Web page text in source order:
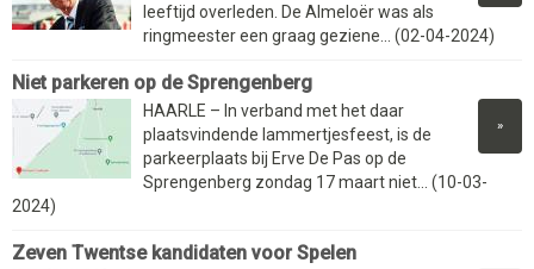
leeftijd overleden. De Almeloër was als
ringmeester een graag geziene... (02-04-2024)
Niet parkeren op de Sprengenberg
»
HAARLE – In verband met het daar
plaatsvindende lammertjesfeest, is de
parkeerplaats bij Erve De Pas op de
Sprengenberg zondag 17 maart niet... (10-03-
2024)
Zeven Twentse kandidaten voor Spelen